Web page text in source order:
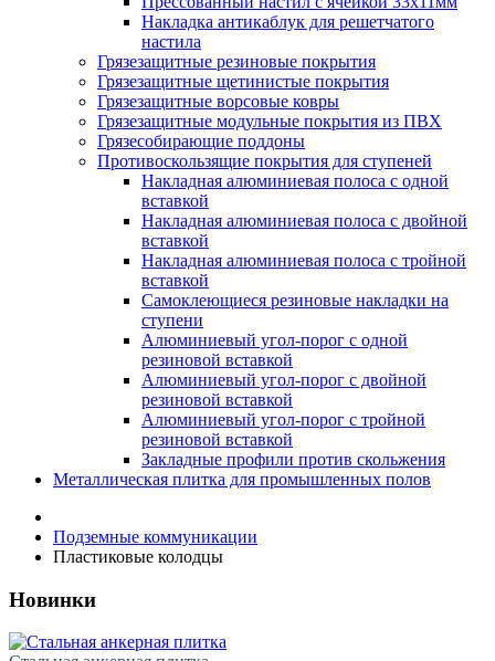
Накладка антикаблук для решетчатого
настила
Грязезащитные резиновые покрытия
Грязезащитные щетинистые покрытия
Грязезащитные ворсовые ковры
Грязезащитные модульные покрытия из ПВХ
Грязесобирающие поддоны
Противоскользящие покрытия для ступеней
Накладная алюминиевая полоса с одной
вставкой
Накладная алюминиевая полоса с двойной
вставкой
Накладная алюминиевая полоса с тройной
вставкой
Самоклеющиеся резиновые накладки на
ступени
Алюминиевый угол-порог с одной
резиновой вставкой
Алюминиевый угол-порог с двойной
резиновой вставкой
Алюминиевый угол-порог с тройной
резиновой вставкой
Закладные профили против скольжения
Металлическая плитка для промышленных полов
Подземные коммуникации
Пластиковые колодцы
Новинки